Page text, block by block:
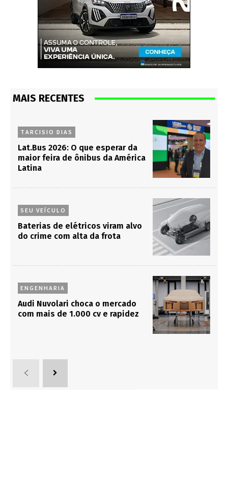
MAIS RECENTES
TARCISIO DIAS
Lat.Bus 2026: O que esperar da
maior feira de ônibus da América
Latina
SEU VEÍCULO
Baterias de elétricos viram alvo
do crime com alta da frota
ENGENHARIA
Audi Nuvolari choca o mercado
com mais de 1.000 cv e rapidez